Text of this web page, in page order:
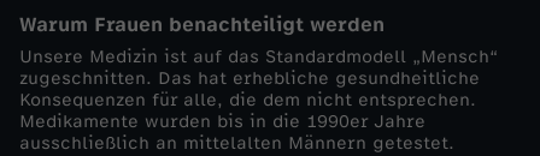
-
.
.
Warum Frauen benachteiligt werden
Unsere Medizin ist auf das Standardmodell „Mensch“
zugeschnitten. Das hat erhebliche gesundheitliche
Konsequenzen für alle, die dem nicht entsprechen.
Medikamente wurden bis in die 1990er Jahre
ausschließlich an mittelalten Männern getestet.